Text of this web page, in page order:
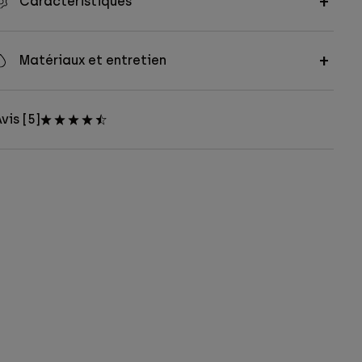
Matériaux et entretien
[5]